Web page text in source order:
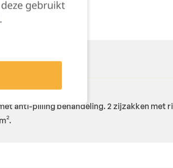
anti-pilling behandeling. 2 zijzakken
gebruikt
.